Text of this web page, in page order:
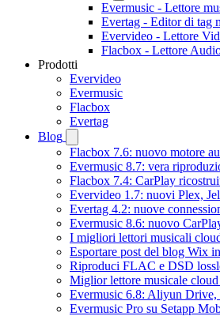
Evermusic - Lettore
Evertag - Editor di tag
Evervideo - Lettore
Flacbox - Lettore
Prodotti
Evervideo
Evermusic
Flacbox
Evertag
Blog
Flacbox 7.6: nuovo motore
Evermusic 8.7: vera
Flacbox 7.4: CarPlay
Evervideo 1.7: nuovi Plex,
Evertag 4.2: nuove
Evermusic 8.6: nuovo
I migliori lettori musicali
Esportare post del blog Wix
Riproduci FLAC e DSD
Miglior lettore musicale cloud
Evermusic 6.8: Aliyun
Evermusic Pro su Setapp